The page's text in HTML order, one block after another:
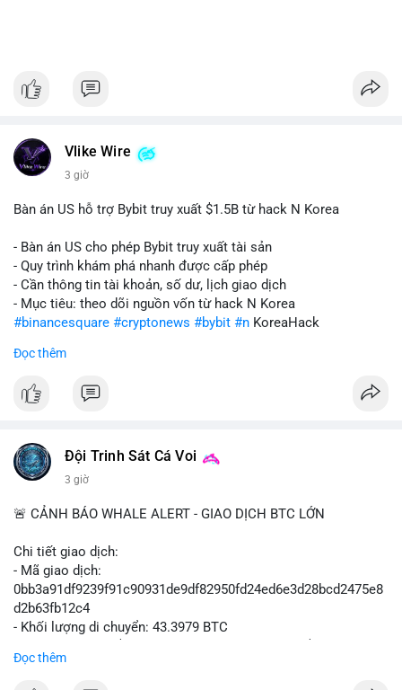
Vlike Wire
3 giờ
Bàn án US hỗ trợ Bybit truy xuất $1.5B từ hack N Korea
- Bàn án US cho phép Bybit truy xuất tài sản
- Quy trình khám phá nhanh được cấp phép
- Cần thông tin tài khoản, số dư, lịch giao dịch
- Mục tiêu: theo dõi nguồn vốn từ hack N Korea
#binancesquare #cryptonews #bybit #n KoreaHack
$btc $eth
#vlikevn #titanbot
Đọc thêm
Đội Trinh Sát Cá Voi
3 giờ
🚨 CẢNH BÁO WHALE ALERT - GIAO DỊCH BTC LỚN
Chi tiết giao dịch:
- Mã giao dịch:
0bb3a91df9239f91c90931de9df82950fd24ed6e3d28bcd2475e8
d2b63fb12c4
- Khối lượng di chuyển: 43.3979 BTC
USD)
- Thời gian: 04:18
Đọc thêm